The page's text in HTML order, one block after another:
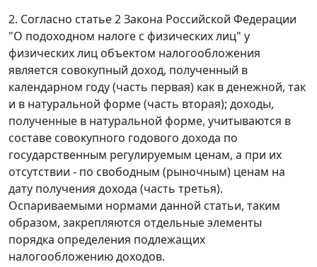
2. Согласно статье 2 Закона Российской Федерации
"О подоходном налоге с физических лиц" у
физических лиц объектом налогообложения
является совокупный доход, полученный в
календарном году (часть первая) как в денежной, так
и в натуральной форме (часть вторая); доходы,
полученные в натуральной форме, учитываются в
составе совокупного годового дохода по
государственным регулируемым ценам, а при их
отсутствии - по свободным (рыночным) ценам на
дату получения дохода (часть третья).
Оспариваемыми нормами данной статьи, таким
образом, закрепляются отдельные элементы
порядка определения подлежащих
налогообложению доходов.